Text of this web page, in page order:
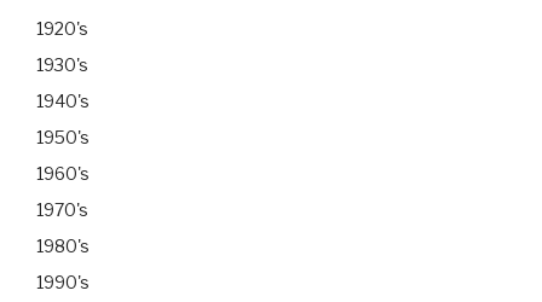
1920's
1930's
1940's
1950's
1960's
1970's
1980's
1990's